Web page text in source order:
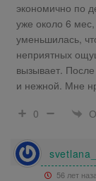
экономично по
уже около 6
уменьшилась,
неприятных
вызывает.
и нежной. Мне
0
56 лет